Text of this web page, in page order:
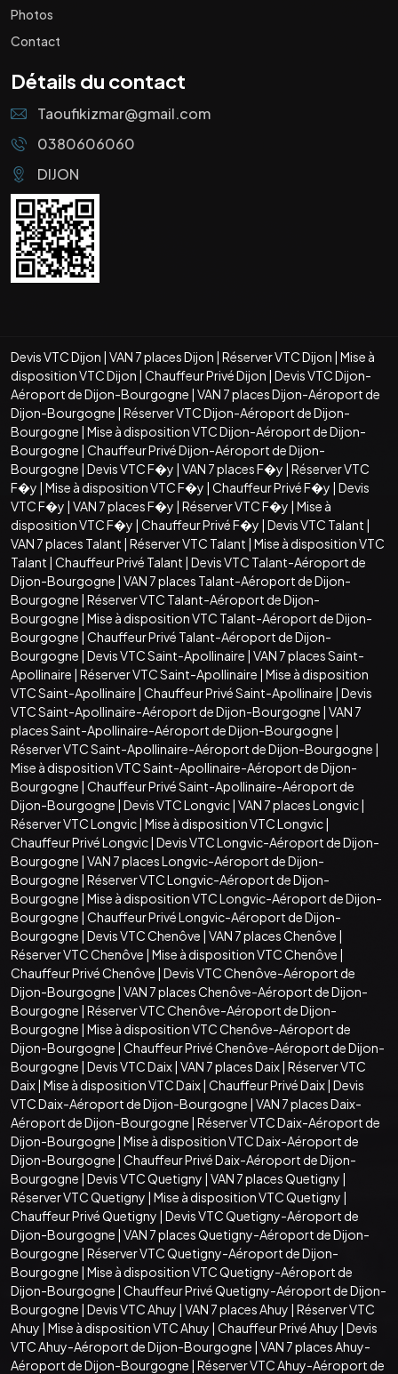
Photos
Contact
Détails du contact
Taoufikizmar@gmail.com
0380606060
DIJON
Devis VTC Dijon | VAN 7 places Dijon | Réserver VTC Dijon | Mise à
disposition VTC Dijon | Chauffeur Privé Dijon | Devis VTC Dijon-
Aéroport de Dijon-Bourgogne | VAN 7 places Dijon-Aéroport de
Dijon-Bourgogne | Réserver VTC Dijon-Aéroport de Dijon-
Bourgogne | Mise à disposition VTC Dijon-Aéroport de Dijon-
Bourgogne | Chauffeur Privé Dijon-Aéroport de Dijon-
Bourgogne | Devis VTC F�y | VAN 7 places F�y | Réserver VTC
F�y | Mise à disposition VTC F�y | Chauffeur Privé F�y | Devis
VTC F�y | VAN 7 places F�y | Réserver VTC F�y | Mise à
disposition VTC F�y | Chauffeur Privé F�y | Devis VTC Talant |
VAN 7 places Talant | Réserver VTC Talant | Mise à disposition VTC
Talant | Chauffeur Privé Talant | Devis VTC Talant-Aéroport de
Dijon-Bourgogne | VAN 7 places Talant-Aéroport de Dijon-
Bourgogne | Réserver VTC Talant-Aéroport de Dijon-
Bourgogne | Mise à disposition VTC Talant-Aéroport de Dijon-
Bourgogne | Chauffeur Privé Talant-Aéroport de Dijon-
Bourgogne | Devis VTC Saint-Apollinaire | VAN 7 places Saint-
Apollinaire | Réserver VTC Saint-Apollinaire | Mise à disposition
VTC Saint-Apollinaire | Chauffeur Privé Saint-Apollinaire | Devis
VTC Saint-Apollinaire-Aéroport de Dijon-Bourgogne | VAN 7
places Saint-Apollinaire-Aéroport de Dijon-Bourgogne |
Réserver VTC Saint-Apollinaire-Aéroport de Dijon-Bourgogne |
Mise à disposition VTC Saint-Apollinaire-Aéroport de Dijon-
Bourgogne | Chauffeur Privé Saint-Apollinaire-Aéroport de
Dijon-Bourgogne | Devis VTC Longvic| VAN 7 places Longvic|
Réserver VTC Longvic| Mise à disposition VTC Longvic|
Chauffeur Privé Longvic| Devis VTC Longvic-Aéroport de Dijon-
Bourgogne | VAN 7 places Longvic-Aéroport de Dijon-
Bourgogne | Réserver VTC Longvic-Aéroport de Dijon-
Bourgogne | Mise à disposition VTC Longvic-Aéroport de Dijon-
Bourgogne | Chauffeur Privé Longvic-Aéroport de Dijon-
Bourgogne | Devis VTC Chenôve | VAN 7 places Chenôve |
Réserver VTC Chenôve | Mise à disposition VTC Chenôve |
Chauffeur Privé Chenôve | Devis VTC Chenôve-Aéroport de
Dijon-Bourgogne | VAN 7 places Chenôve-Aéroport de Dijon-
Bourgogne | Réserver VTC Chenôve-Aéroport de Dijon-
Bourgogne | Mise à disposition VTC Chenôve-Aéroport de
Dijon-Bourgogne | Chauffeur Privé Chenôve-Aéroport de Dijon-
Bourgogne | Devis VTC Daix| VAN 7 places Daix| Réserver VTC
Daix| Mise à disposition VTC Daix| Chauffeur Privé Daix| Devis
VTC Daix-Aéroport de Dijon-Bourgogne | VAN 7 places Daix-
Aéroport de Dijon-Bourgogne | Réserver VTC Daix-Aéroport de
Dijon-Bourgogne | Mise à disposition VTC Daix-Aéroport de
Dijon-Bourgogne | Chauffeur Privé Daix-Aéroport de Dijon-
Bourgogne | Devis VTC Quetigny | VAN 7 places Quetigny |
Réserver VTC Quetigny | Mise à disposition VTC Quetigny |
Chauffeur Privé Quetigny | Devis VTC Quetigny-Aéroport de
Dijon-Bourgogne | VAN 7 places Quetigny-Aéroport de Dijon-
Bourgogne | Réserver VTC Quetigny-Aéroport de Dijon-
Bourgogne | Mise à disposition VTC Quetigny-Aéroport de
Dijon-Bourgogne | Chauffeur Privé Quetigny-Aéroport de Dijon-
Bourgogne | Devis VTC Ahuy | VAN 7 places Ahuy | Réserver VTC
Ahuy | Mise à disposition VTC Ahuy | Chauffeur Privé Ahuy | Devis
VTC Ahuy-Aéroport de Dijon-Bourgogne | VAN 7 places Ahuy-
Aéroport de Dijon-Bourgogne | Réserver VTC Ahuy-Aéroport de